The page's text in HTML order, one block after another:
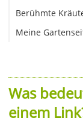
Berühmte
Meine
Was
einem